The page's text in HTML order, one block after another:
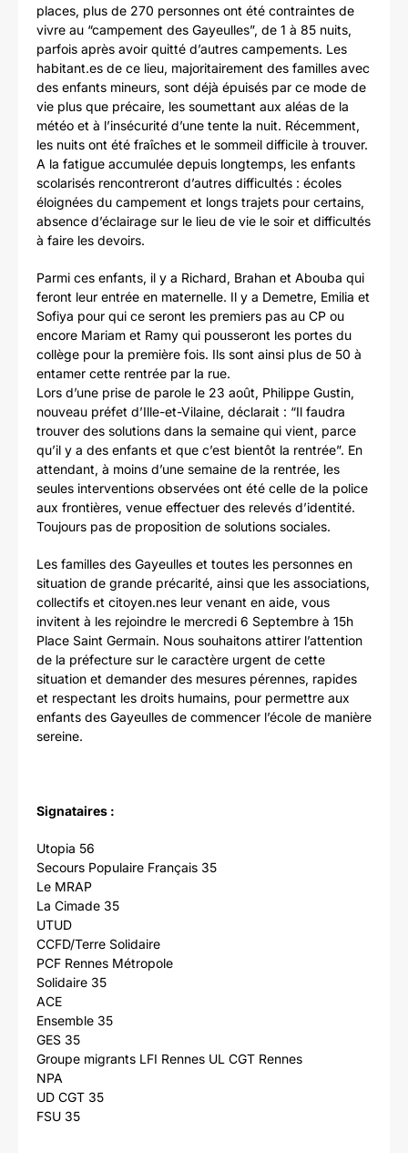
places, plus de 270 personnes ont été contraintes de
vivre au “campement des Gayeulles”, de 1 à 85 nuits,
parfois après avoir quitté d’autres campements. Les
habitant.es de ce lieu, majoritairement des familles avec
des enfants mineurs, sont déjà épuisés par ce mode de
vie plus que précaire, les soumettant aux aléas de la
météo et à l’insécurité d’une tente la nuit. Récemment,
les nuits ont été fraîches et le sommeil difficile à trouver.
A la fatigue accumulée depuis longtemps, les enfants
scolarisés rencontreront d’autres difficultés : écoles
éloignées du campement et longs trajets pour certains,
absence d’éclairage sur le lieu de vie le soir et difficultés
à faire les devoirs.
Parmi ces enfants, il y a Richard, Brahan et Abouba qui
feront leur entrée en maternelle. Il y a Demetre, Emilia et
Sofiya pour qui ce seront les premiers pas au CP ou
encore Mariam et Ramy qui pousseront les portes du
collège pour la première fois. Ils sont ainsi plus de 50 à
entamer cette rentrée par la rue.
Lors d’une prise de parole le 23 août, Philippe Gustin,
nouveau préfet d’Ille-et-Vilaine, déclarait : “Il faudra
trouver des solutions dans la semaine qui vient, parce
qu’il y a des enfants et que c’est bientôt la rentrée”. En
attendant, à moins d’une semaine de la rentrée, les
seules interventions observées ont été celle de la police
aux frontières, venue effectuer des relevés d’identité.
Toujours pas de proposition de solutions sociales.
Les familles des Gayeulles et toutes les personnes en
situation de grande précarité, ainsi que les associations,
collectifs et citoyen.nes leur venant en aide, vous
invitent à les rejoindre le mercredi 6 Septembre à 15h
Place Saint Germain. Nous souhaitons attirer l’attention
de la préfecture sur le caractère urgent de cette
situation et demander des mesures pérennes, rapides
et respectant les droits humains, pour permettre aux
enfants des Gayeulles de commencer l’école de manière
sereine.
Signataires :
Utopia 56
Secours Populaire Français 35
Le MRAP
La Cimade 35
UTUD
CCFD/Terre Solidaire
PCF Rennes Métropole
Solidaire 35
ACE
Ensemble 35
GES 35
Groupe migrants LFI Rennes UL CGT Rennes
NPA
UD CGT 35
FSU 35